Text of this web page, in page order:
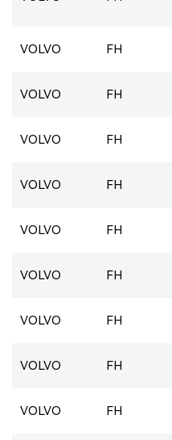
VOLVO FH
VOLVO FH
VOLVO FH
VOLVO FH
VOLVO FH
VOLVO FH
VOLVO FH
VOLVO FH
VOLVO FH